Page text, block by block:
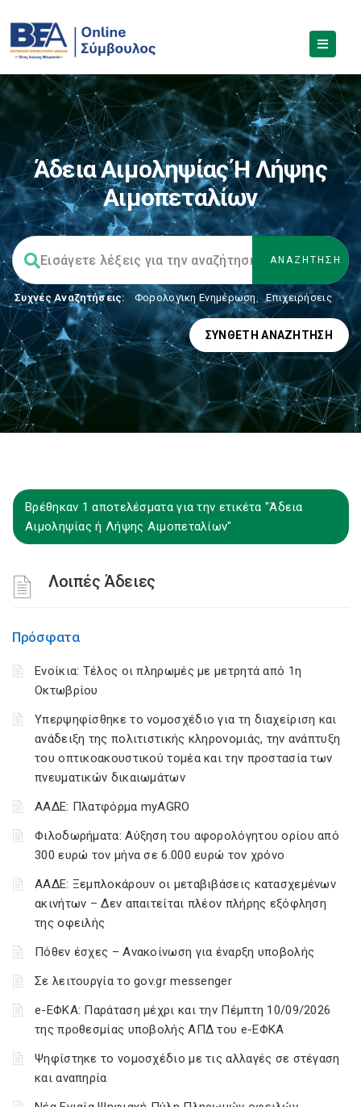
Άδεια Αιμοληψίας Ή Λήψης
Αιμοπεταλίων
Συχνές Αναζητήσεις: Φορολογικη Ενημέρωση, Επιχειρήσεις
ΣΎΝΘΕΤΗ ΑΝΑΖΉΤΗΣΗ
Βρέθηκαν 1 αποτελέσματα για την ετικέτα "Άδεια
Αιμοληψίας ή Λήψης Αιμοπεταλίων"
Λοιπές Άδειες
Πρόσφατα
Ενοίκια: Τέλος οι πληρωμές με μετρητά από 1η
Οκτωβρίου
Υπερψηφίσθηκε το νομοσχέδιο για τη διαχείριση και
ανάδειξη της πολιτιστικής κληρονομιάς, την ανάπτυξη
του οπτικοακουστικού τομέα και την προστασία των
πνευματικών δικαιωμάτων
ΑΑΔΕ: Πλατφόρμα myAGRO
Φιλοδωρήματα: Αύξηση του αφορολόγητου ορίου από
300 ευρώ τον μήνα σε 6.000 ευρώ τον χρόνο
ΑΑΔΕ: Ξεμπλοκάρουν οι μεταβιβάσεις κατασχεμένων
ακινήτων – Δεν απαιτείται πλέον πλήρης εξόφληση
της οφειλής
Πόθεν έσχες – Ανακοίνωση για έναρξη υποβολής
Σε λειτουργία το gov.gr messenger
e-ΕΦΚΑ: Παράταση μέχρι και την Πέμπτη 10/09/2026
της προθεσμίας υποβολής ΑΠΔ του e-ΕΦΚΑ
Ψηφίστηκε το νομοσχέδιο με τις αλλαγές σε στέγαση
και αναπηρία